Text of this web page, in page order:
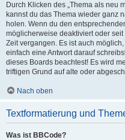
Durch Klicken des „Thema als neu
kannst du das Thema wieder ganz
holen. Wenn du den
möglicherweise deaktiviert oder
Zeit vergangen. Es ist auch
einfach eine Antwort darauf
dieses Boards beachtest! Es wird
triftigen Grund auf alte oder
Nach oben
Textformatierung und
Was ist BBCode?